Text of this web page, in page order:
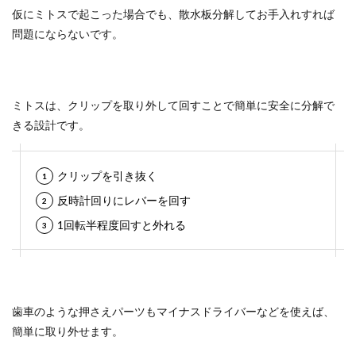
仮にミトスで起こった場合でも、 散水板分解してお手入れすれば
問題にならないです。
ミトスは、クリップを取り外して回すことで簡単に安全に分解で
きる設計です。
クリップを引き抜く
反時計回りにレバーを回す
1回転半程度回すと外れる
歯車のような押さえパーツもマイナスドライバーなどを使えば、
簡単に取り外せます。